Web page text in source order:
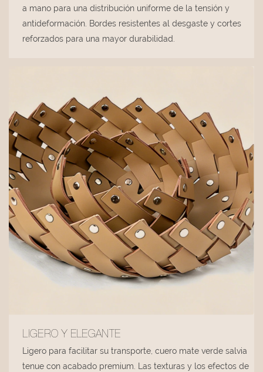
a mano para una distribución uniforme de la tensión y
antideformación. Bordes resistentes al desgaste y cortes
reforzados para una mayor durabilidad.
LIGERO Y ELEGANTE
Ligero para facilitar su transporte, cuero mate verde salvia
tenue con acabado premium. Las texturas y los efectos de